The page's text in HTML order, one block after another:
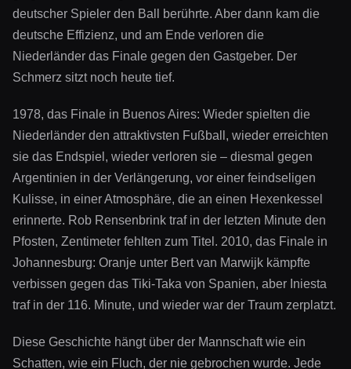
deutscher Spieler den Ball berührte. Aber dann kam die
deutsche Effizienz, und am Ende verloren die
Niederländer das Finale gegen den Gastgeber. Der
Schmerz sitzt noch heute tief.
1978, das Finale in Buenos Aires: Wieder spielten die
Niederländer den attraktivsten Fußball, wieder erreichten
sie das Endspiel, wieder verloren sie – diesmal gegen
Argentinien in der Verlängerung, vor einer feindseligen
Kulisse, in einer Atmosphäre, die an einen Hexenkessel
erinnerte. Rob Rensenbrink traf in der letzten Minute den
Pfosten, Zentimeter fehlten zum Titel. 2010, das Finale in
Johannesburg: Oranje unter Bert van Marwijk kämpfte
verbissen gegen das Tiki-Taka von Spanien, aber Iniesta
traf in der 116. Minute, und wieder war der Traum zerplatzt.
Diese Geschichte hängt über der Mannschaft wie ein
Schatten, wie ein Fluch, der nie gebrochen wurde. Jede